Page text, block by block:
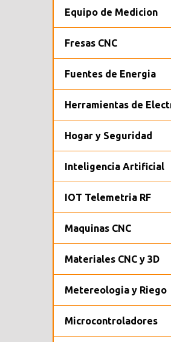
Equipo de Medicion
Fresas CNC
Fuentes de Energia
Herramientas de
Hogar y Seguridad
Inteligencia Artificial
IOT Telemetria RF
Maquinas CNC
Materiales CNC y 3D
Metereologia y Riego
Microcontroladores